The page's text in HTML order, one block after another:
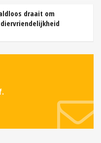
draait om